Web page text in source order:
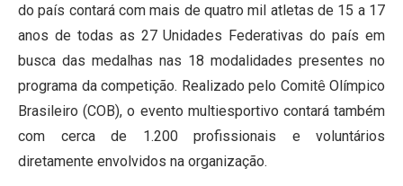
do país contará com mais de quatro mil atletas de 15 a 17
anos de todas as 27 Unidades Federativas do país em
busca das medalhas nas 18 modalidades presentes no
programa da competição. Realizado pelo Comitê Olímpico
Brasileiro (COB), o evento multiesportivo contará também
com cerca de 1.200 profissionais e voluntários
diretamente envolvidos na organização.